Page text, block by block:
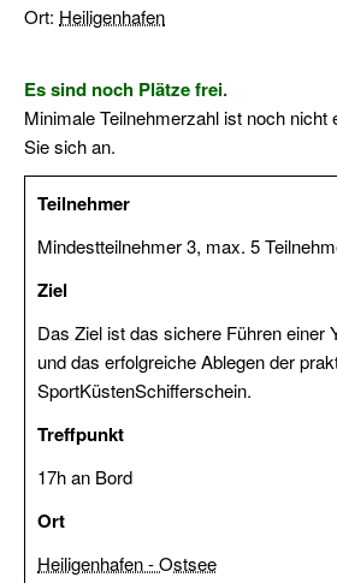
Certificate
UKW-
Sprechfunk
Binnen
(UBI)
Schein
(FKN)
Veranstaltungen
Praxis
Jollensegeln
Sbf
See
Autodidakten)
Ort: Heiligenhafen
Es sind noch Plätze frei.
Minimale Teilnehmerzahl ist noch nicht
Sie sich an.
Teilnehmer
Mindestteilnehmer 3, max. 5
Ziel
Das Ziel ist das sichere Führen einer
und das erfolgreiche Ablegen der
SportKüstenSchifferschein.
Treffpunkt
17h an Bord
Ort
Heiligenhafen - Ostsee